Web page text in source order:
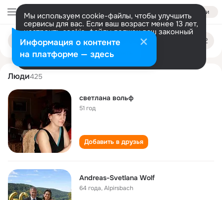
Войти
Мы используем cookie-файлы, чтобы улучшить
сервисы для вас. Если ваш возраст менее 13 лет,
настроить cookie-файлы должен ваш законный
представитель. Больше информации
Разрешить все Настроить
Поиск
людям
svetlana volf
Люди425
светлана вольф
51 год
Добавить в друзья
Andreas-Svetlana Wolf
64 года,Alpirsbach
Информация о контенте
на платформе — здесь